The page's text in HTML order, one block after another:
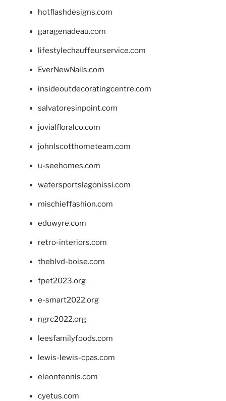
hotflashdesigns.com
garagenadeau.com
lifestylechauffeurservice.com
EverNewNails.com
insideoutdecoratingcentre.com
salvatoresinpoint.com
jovialfloralco.com
johnlscotthometeam.com
u-seehomes.com
watersportslagonissi.com
mischieffashion.com
eduwyre.com
retro-interiors.com
theblvd-boise.com
fpet2023.org
e-smart2022.org
ngrc2022.org
leesfamilyfoods.com
lewis-lewis-cpas.com
eleontennis.com
cyetus.com